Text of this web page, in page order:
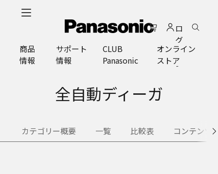
プ
ロ
グ
イ
ン
商品
情報
サポート
情報
CLUB
Panasonic
オンライン
ストア
全自動ディーガ
カテゴリー概要 一覧 比較表 コンテンツ